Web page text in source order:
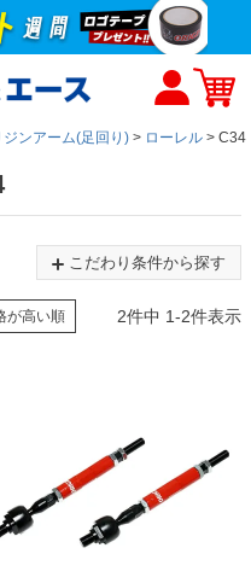
ジンアーム(足回り) ローレル C34
こだわり条件から探す
が高い順 2件中 1-2件表示